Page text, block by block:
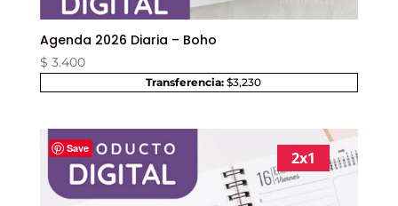
Agenda 2026 Diaria – Boho
$ 3.400
Transferencia: $3,230
Save
2x1